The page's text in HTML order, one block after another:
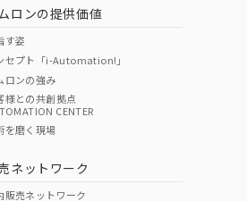
O
ロンの提供価値
す姿
セプト「i-Automation!」
ロンの強み
様との共創拠点
CENTER
を磨く現場
ネットワーク
販売ネットワーク